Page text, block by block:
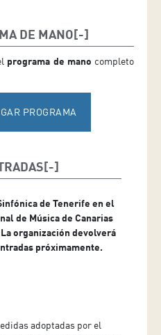
DE MANO
programa de mano completo
PROGRAMA
de Tenerife en el
de Música de Canarias
La organización devolverá
próximamente.
adoptadas por el